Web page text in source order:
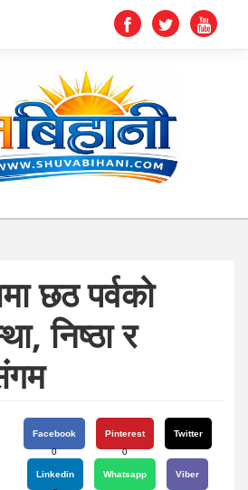
छठ पर्वको
निष्ठा र
Facebook
0
Pinterest
0
Twitter
Linkedin
Whatsapp Viber